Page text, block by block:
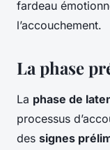
fardeau
l’accouchement.
La phase
La phase de
processus
des signes